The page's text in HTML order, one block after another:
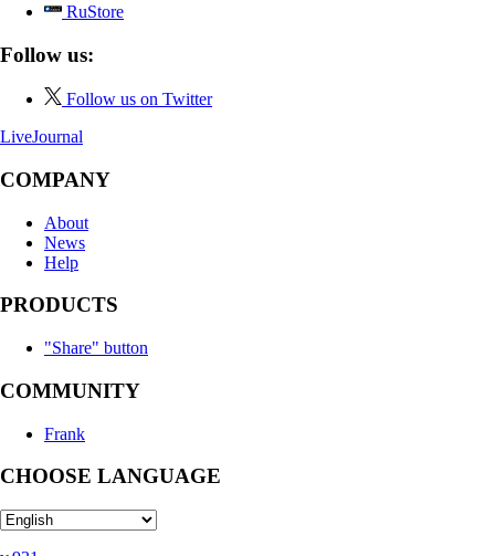
RuStore
Follow us:
Follow us on Twitter
LiveJournal
COMPANY
About
News
Help
PRODUCTS
"Share" button
COMMUNITY
Frank
CHOOSE LANGUAGE